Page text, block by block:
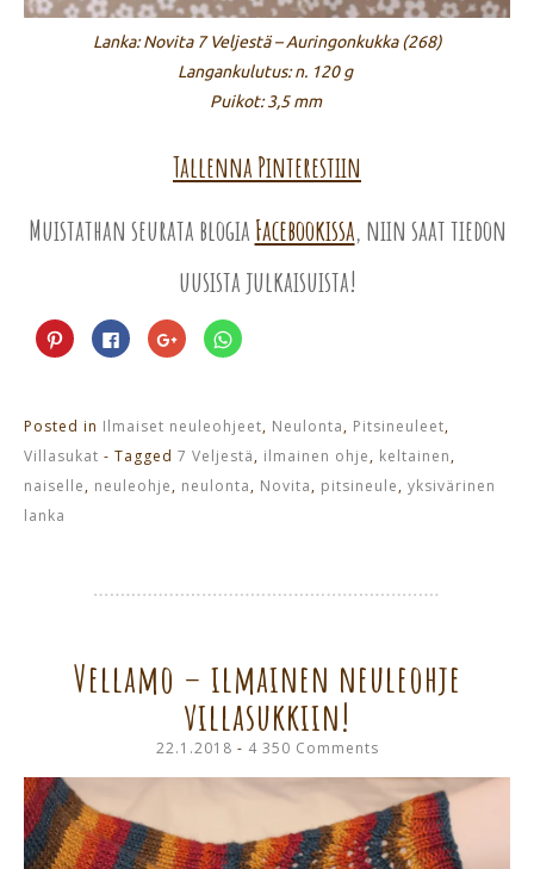
Lanka: Novita 7 Veljestä – Auringonkukka (268)
Langankulutus: n. 120 g
Puikot: 3,5 mm
Tallenna Pinterestiin
Muistathan seurata blogia Facebookissa, niin saat tiedon
uusista julkaisuista!
Jaa
Pinterest
palvelussa(Avautuu
Jaa
Facebookissa(Avautuu
uudessa
Jaa
Google+
palvelussa(Avautuu
Jaa
WhatsApp
Posted in Ilmaiset neuleohjeet, Neulonta, Pitsineuleet,
Villasukat - Tagged 7 Veljestä, ilmainen ohje, keltainen,
naiselle, neuleohje, neulonta, Novita, pitsineule, yksivärinen
lanka
Vellamo – ilmainen neuleohje
villasukkiin!
22.1.2018 4 350 Comments